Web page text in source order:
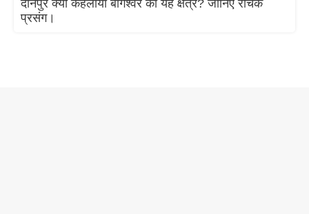
दानपुर क्यों कहलाया बागेश्वर का यह क्षेत्र? जानिए रोचक
प्रसंग।